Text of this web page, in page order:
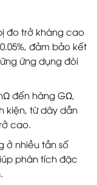
đo trở kháng cao
đảm bảo kết
ứng dụng đòi
đến hàng GΩ,
kiện, từ dây dẫn
cao.
ở nhiều tần số
phân tích đặc